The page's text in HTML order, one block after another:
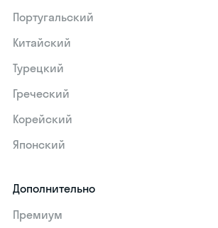
Португальский
Китайский
Турецкий
Греческий
Корейский
Японский
Дополнительно
Премиум